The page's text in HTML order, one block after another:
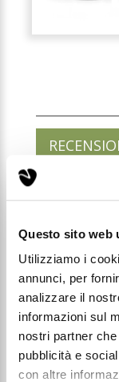
Questo sito web
Utilizziamo i
annunci, per
analizzare il
informazioni sul
nostri partner
pubblicità e
con altre
BUNDLE
Codice:
€ 69,99